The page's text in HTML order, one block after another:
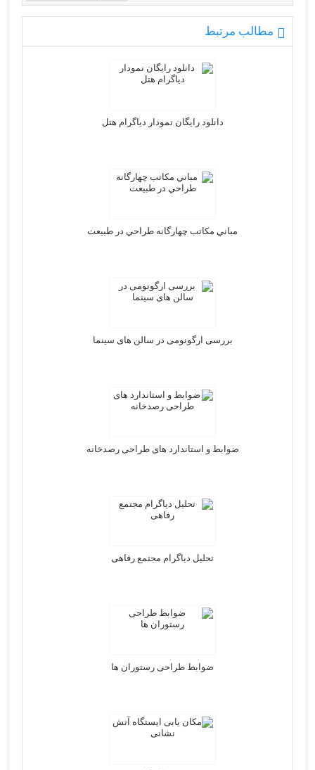
مطالب مرتبط
دانلود رایگان نمودار دیاگرام هتل
مباني مكاتب چهارگانه طراحي در طبيعت
بررسی ارگونومی در سالن های سینما
ضوابط و استاندارد های طراحی رصدخانه
تحلیل دیاگرام مجتمع رفاهی
ضوابط طراحی رستوران ها